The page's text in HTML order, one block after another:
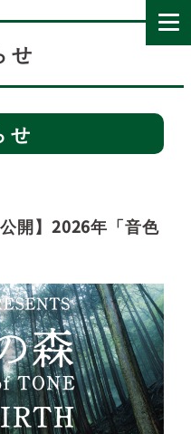
せ
せ
開】2026年「音色